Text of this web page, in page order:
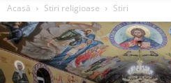
Acasă
Stiri religioase Stiri